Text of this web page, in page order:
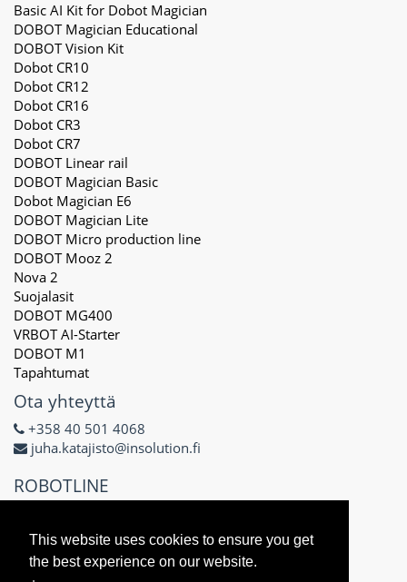
This website uses cookies to ensure you get
the best experience on our website.
Basic AI Kit for Dobot Magician
DOBOT Magician Educational
DOBOT Vision Kit
Dobot CR10
Dobot CR12
Dobot CR16
Dobot CR3
Dobot CR7
DOBOT Linear rail
DOBOT Magician Basic
Dobot Magician E6
DOBOT Magician Lite
DOBOT Micro production line
DOBOT Mooz 2
Nova 2
Suojalasit
DOBOT MG400
VRBOT AI-Starter
DOBOT M1
Tapahtumat
Ota yhteyttä
+358 40 501 4068
juha.katajisto@insolution.fi
ROBOTLINE
Näsilinnankatu 48 E
33200 Tampere